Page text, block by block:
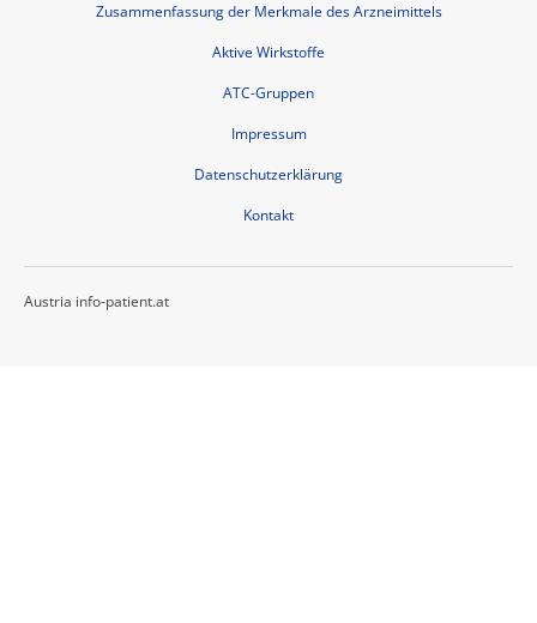
Zusammenfassung der Merkmale des Arzneimittels
Aktive Wirkstoffe
ATC-Gruppen
Impressum
Datenschutzerklärung
Kontakt
Austria info-patient.at